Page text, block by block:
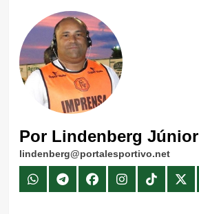
Por Lindenberg Júnior
lindenberg@portalesportivo.net